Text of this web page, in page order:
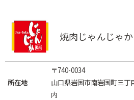
焼肉じゃんじゃ
所在地
〒740-0034
山口県岩国市南岩国町三丁
内